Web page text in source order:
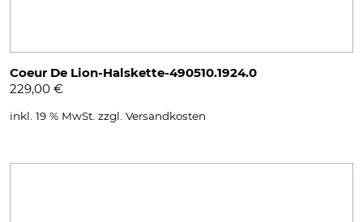
Coeur De Lion-Halskette-490510.1924.0
229,00 €
inkl. 19 % MwSt. zzgl. Versandkosten